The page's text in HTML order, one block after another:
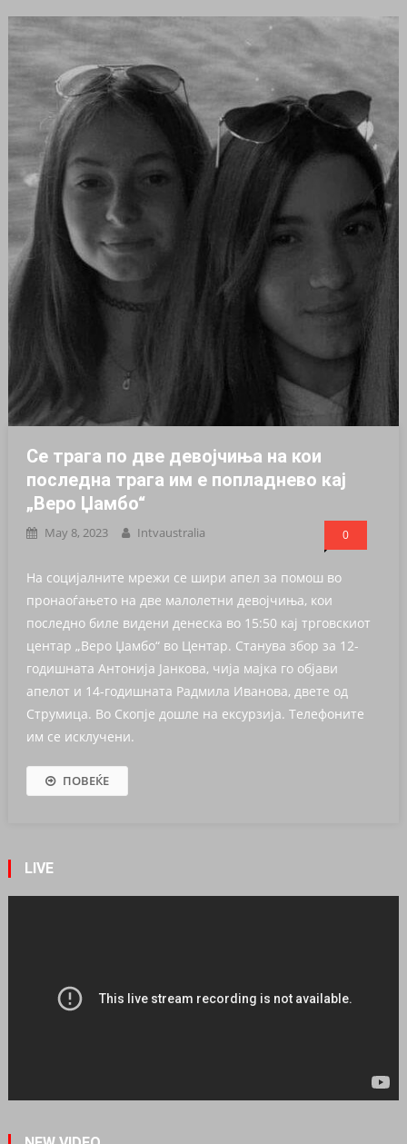
Се трага по две девојчиња на кои
последна трага им е попладнево кај
„Веро Џамбо“
May 8, 2023 Intvaustralia 0
На социјалните мрежи се шири апел за помош во
пронаоѓањето на две малолетни девојчиња, кои
последно биле видени денеска во 15:50 кај трговскиот
центар „Веро Џамбо“ во Центар. Станува збор за 12-
годишната Антонија Јанкова, чија мајка го објави
апелот и 14-годишната Радмила Иванова, двете од
Струмица. Во Скопје дошле на ексурзија. Телефоните
им се исклучени.
ПОВЕЌЕ
LIVE